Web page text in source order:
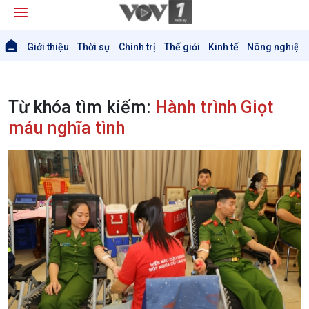
Giới thiệu Thời sự Chính trị Thế giới Kinh tế Nông nghiệp
Thời sự 6h
Thời sự 12h
Thời sự 18h
Thời sự 21h30
Bản tin
Chuyên mục
Theo dòng Thời sự
Chính trị
Thế giới
Từ khóa tìm kiếm: Hành trình Giọt
máu nghĩa tình